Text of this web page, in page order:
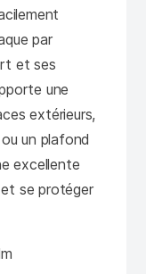
par
et ses
une
extérieurs,
un plafond
excellente
et se protéger